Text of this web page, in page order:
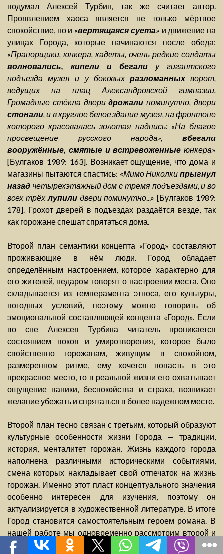
подумал Алексей Турбин, так же считает автор.
Проявлением хаоса является не только мёртвое
спокойствие, но и «вертящаяся суета» и движение на
улицах Города, которые начинаются после обеда:
«Прапорщики, юнкера, кадеты, очень редкие солдаты
волновались, кипели и бегалиу гигантского
подъезда музея и у боковых разломанныхворот,
ведущих на плац Александровской гимназии.
Громадные стёкла дверидрожали поминутно, двери
стонали, и в круглое белое здание музея, на фронтоне
которого красовалась золотая надпись: «На благое
просвещение русского народа», вбегали
вооружённые, смятые и встревоженные юнкера»
[Булгаков 1989: 163]. Возникает ощущение, что дома и
магазины пытаются спастись: «Мимо Николкипрыгнул
назад четырехэтажный дом с тремя подъездами, и во
всех трёхлупилидвери поминутно...» [Булгаков 1989:
178]. Грохот дверей в подъездах раздаётся везде, так
как горожане спешат спрятаться дома.
Второй план семантики концепта «Город» составляют
проживающие в нём люди. Город обладает
определённым настроением, которое характерно для
его жителей, недаром говорят о настроении места. Оно
складывается из темперамента этноса, его культуры,
погодных условий, поэтому можно говорить об
эмоциональной составляющей концепта «Город». Если
во сне Алексея Турбина читатель проникается
состоянием покоя и умиротворения, которое было
свойственно горожанам, живущим в спокойном,
размеренном ритме, ему хочется попасть в это
прекрасное место, то в реальной жизни его охватывает
ощущение паники, беспокойства и страха, возникает
желание убежать и спрятаться в более надежном месте.
Второй план тесно связан с третьим, который образуют
культурные особенности жизни Города — традиции,
история, менталитет горожан. Жизнь каждого города
наполнена различными историческими событиями,
смена которых накладывает свой отпечаток на жизнь
горожан. Именно этот пласт концептуального значения
особенно интересен для изучения, поэтому он
актуализируется в художественной литературе. В итоге
Город становится самостоятельным героем романа. В
нашей работе мы одновременно рассмотрим второй и
третий планы семантического пространства концепта